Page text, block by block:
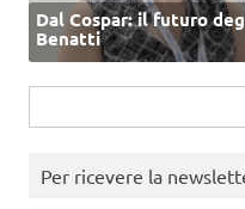
Dal Cospar: il futuro
Benatti
per:
Per ricevere la